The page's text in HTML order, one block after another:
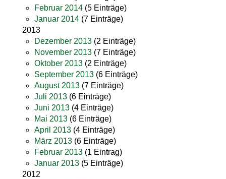
Februar 2014 (5 Einträge)
Januar 2014 (7 Einträge)
2013
Dezember 2013 (2 Einträge)
November 2013 (7 Einträge)
Oktober 2013 (2 Einträge)
September 2013 (6 Einträge)
August 2013 (7 Einträge)
Juli 2013 (6 Einträge)
Juni 2013 (4 Einträge)
Mai 2013 (6 Einträge)
April 2013 (4 Einträge)
März 2013 (6 Einträge)
Februar 2013 (1 Eintrag)
Januar 2013 (5 Einträge)
2012